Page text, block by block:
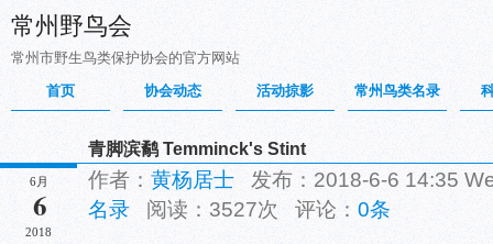
常州野鸟会
常州市野生鸟类保护协会的官方网站
首页
协会动态 活动掠影 常州鸟类名录
6月
6
2018
青脚滨鹬 Temminck's Stint
作者： 黄杨居士 发布：2018-6-6 14:35
名录 阅读：3527次 评论： 0条